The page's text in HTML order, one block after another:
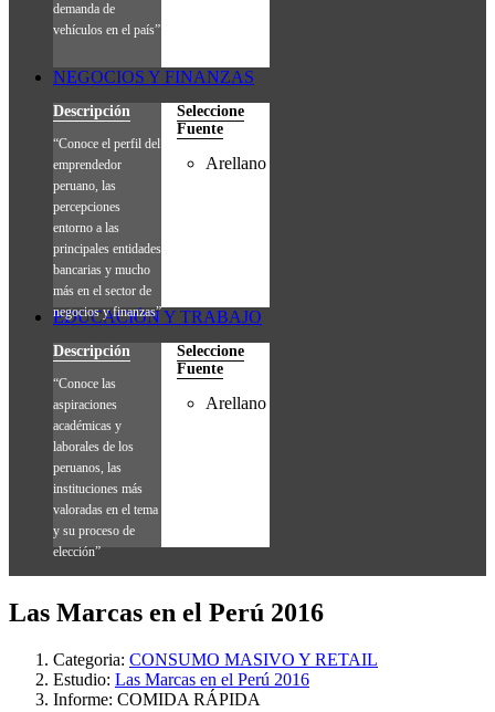
demanda de
vehículos en el país”
NEGOCIOS Y FINANZAS
Descripción
“Conoce el perfil del
emprendedor
peruano, las
percepciones
entorno a las
principales entidades
bancarias y mucho
más en el sector de
negocios y finanzas”
Seleccione
Fuente
Arellano
EDUCACIÓN Y TRABAJO
Descripción
“Conoce las
aspiraciones
académicas y
laborales de los
peruanos, las
instituciones más
valoradas en el tema
y su proceso de
elección”
Seleccione
Fuente
Arellano
Las Marcas en el Perú 2016
Categoria: CONSUMO MASIVO Y RETAIL
Estudio: Las Marcas en el Perú 2016
Informe: COMIDA RÁPIDA